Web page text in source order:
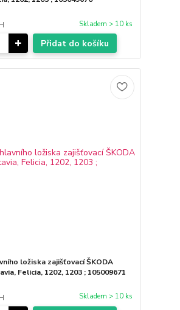
Skladem > 10 ks
Přidat do košíku
ložiska zajišťovací ŠKODA
Felicia, 1202, 1203 ; 105009671
Skladem > 10 ks